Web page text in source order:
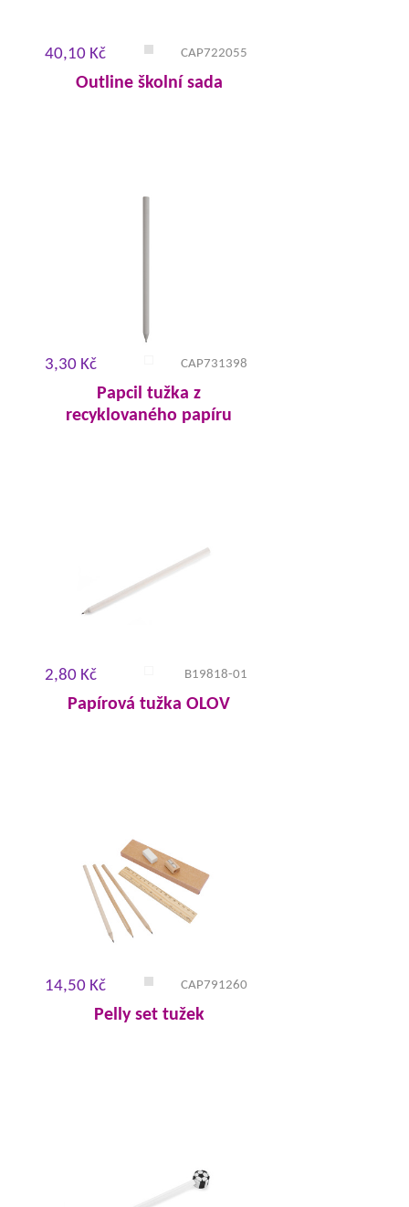
40,10 Kč CAP722055
Outline školní sada
3,30 Kč CAP731398
Papcil tužka z
recyklovaného papíru
2,80 Kč B19818-01
Papírová tužka OLOV
14,50 Kč CAP791260
Pelly set tužek